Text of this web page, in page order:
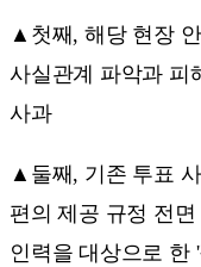
▲첫째, 해당 현장
사실관계 파악과 피
사과
▲둘째, 기존 투표
편의 제공 규정 전
인력을 대상으로 한